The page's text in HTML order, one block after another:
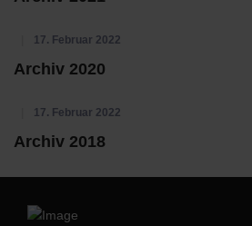
17. Februar 2022
Archiv 2020
17. Februar 2022
Archiv 2018